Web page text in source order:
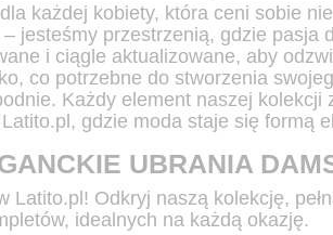
każdej kobiety, która ceni sobie
jesteśmy przestrzenią, gdzie pasja
i ciągle aktualizowane, aby
co potrzebne do stworzenia
Każdy element naszej kolekcji
gdzie moda staje się formą
UBRANIA
Odkryj naszą kolekcję,
idealnych na każdą okazję.